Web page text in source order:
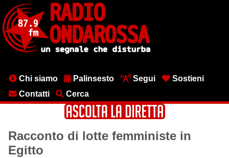
contenuto
principale
MenuChi siamo Palinsesto Segui
Sostieni
Contatti
Cerca
Racconto di lotte femministe in
Egitto